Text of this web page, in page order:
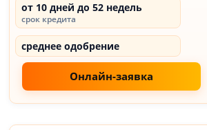
от 10 дней до 52 недель
срок кредита
среднее одобрение
Онлайн-заявка